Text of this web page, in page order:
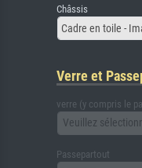
Châssis
Cadre en toile -
Verre et
verre (y compris le
Veuillez
Passepartout